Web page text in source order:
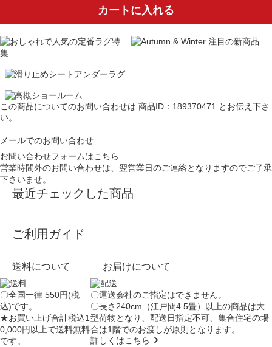
カートに入れる
この商品についてのお問い合わせは 商品ID：189370471 とお伝え下さ
い。
メールでのお問い合わせ
お問い合わせフォームはこちら
営業時間外のお問い合わせは、翌営業日のご連絡となりますのでご了承
下さいませ。
最近チェックした商品
ご利用ガイド
送料について
〇全国一律 550円(税
込)です。
★お買い上げ合計税込1
0,000円以上で送料無料
です。
お届けについて
〇運送会社のご指定はできません。
〇長さ240cm（江戸間4.5畳）以上の商品は大
型荷物となり、配送日指定不可、集合住宅の場
合は1階でのお渡しが原則となります。
詳しくはこちら